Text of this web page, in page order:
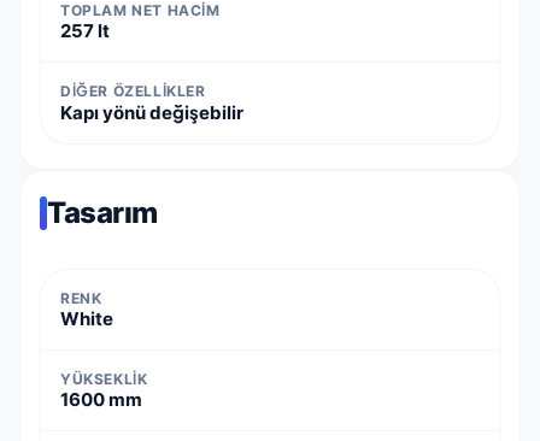
TOPLAM NET HACIM
257 lt
DIĞER ÖZELLIKLER
Kapı yönü değişebilir
Tasarım
RENK
White
YÜKSEKLIK
1600 mm